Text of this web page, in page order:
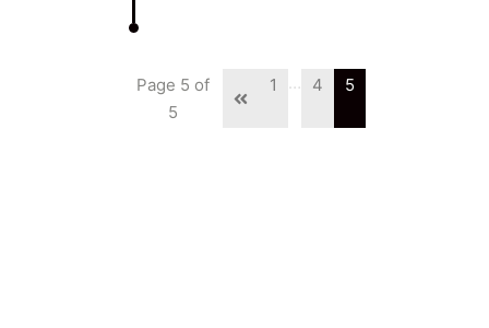
Page 5 of
5
1 … 4 5